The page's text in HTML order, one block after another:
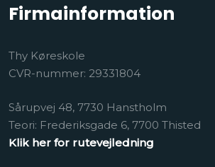
Firmainformation
Thy Køreskole
CVR-nummer: 29331804
Sårupvej 48, 7730 Hanstholm
​Teori: Frederiksgade 6, 7700 Thisted
Klik her for rutevejledning